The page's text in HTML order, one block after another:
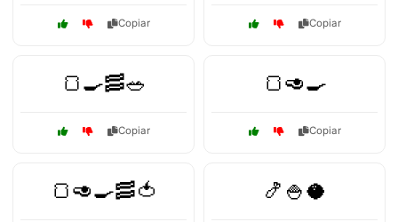
Copiar Copiar
🍞🍳🥓🥗
Copiar
🍞🥑🍳
Copiar
🍞🥑🍳🥓🍅 🍤🍚🥥